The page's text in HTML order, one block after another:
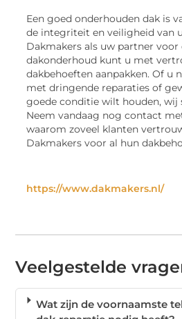
Een goed onderhouden dak is
de integriteit en veiligheid van
Dakmakers als uw partner voor
dakonderhoud kunt u met
dakbehoeften aanpakken. Of u
met dringende reparaties of
goede conditie wilt houden, wij
Neem vandaag nog contact
waarom zoveel klanten
Dakmakers voor al hun
https://www.dakmakers.nl/
Veelgestelde
Wat zijn de voornaamste